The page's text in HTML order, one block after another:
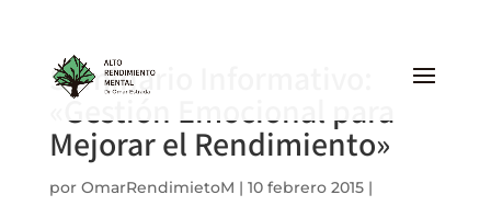
Seminario Informativo:
«Gestión Emocional para
Mejorar el Rendimiento»
por OmarRendimietoM | 10 febrero 2015|